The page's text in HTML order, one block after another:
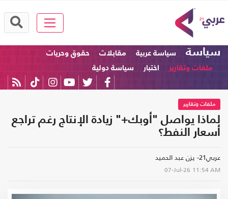
سياسة سياسة عربية مقابلات
حقوق وحريات
ملفات وتقارير
اختبار سياسة دولية
ملفات وتقارير
لماذا يواصل "أوبك+" زيادة الإنتاج رغم تراجع
أسعار النفط؟
عربي21- يزن عبد الحميد
07-Jul-26 11:54 AM